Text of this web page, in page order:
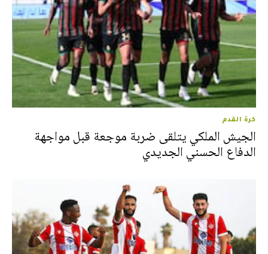
كرة القدم
الجيش الملكي يتلقى ضربة موجعة قبل مواجهة
الدفاع الحسني الجديدي